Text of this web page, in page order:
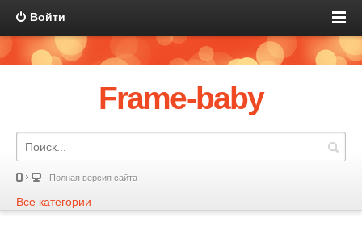
Войти
Frame-baby
Полная версия сайта
Все категории